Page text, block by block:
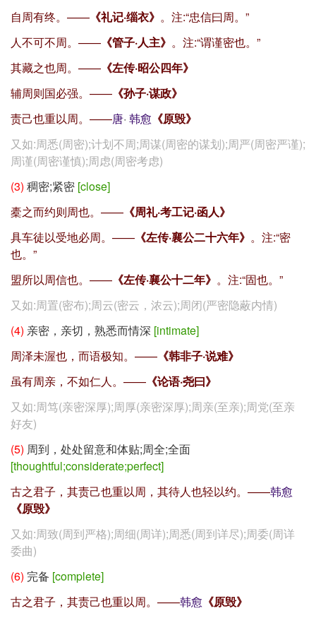
自周有终。—— 《礼记·缁衣》 。注:“忠信曰周。”
人不可不周。—— 《管子·人主》 。注:“谓谨密也。”
其藏之也周。—— 《左传·昭公四年》
辅周则国必强。—— 《孙子·谋政》
责己也重以周。——唐· 韩愈 《原毁》
又如:周悉(周密);计划不周;周谋(周密的谋划);周严(周密严谨);
周谨(周密谨慎);周虑(周密考虑)
(3) 稠密;紧密 [close]
橐之而约则周也。—— 《周礼·考工记·函人》
具车徒以受地必周。—— 《左传·襄公二十六年》 。注:“密
也。”
盟所以周信也。—— 《左传·襄公十二年》 。注:“固也。”
又如:周置(密布);周云(密云，浓云);周闭(严密隐蔽内情)
(4) 亲密，亲切，熟悉而情深 [intimate]
周泽未渥也，而语极知。—— 《韩非子·说难》
虽有周亲，不如仁人。—— 《论语·尧曰》
又如:周笃(亲密深厚);周厚(亲密深厚);周亲(至亲);周党(至亲
好友)
(5) 周到，处处留意和体贴;周全;全面
[thoughtful;considerate;perfect]
古之君子，其责己也重以周，其待人也轻以约。——韩愈
《原毁》
又如:周致(周到严格);周细(周详);周悉(周到详尽);周委(周详
委曲)
(6) 完备 [complete]
古之君子，其责己也重以周。——韩愈 《原毁》